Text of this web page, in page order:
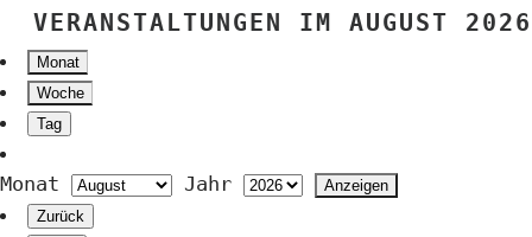
VERANSTALTUNGEN IM AUGUST 2026
Monat
Woche
Tag
Monat Jahr
Zurück